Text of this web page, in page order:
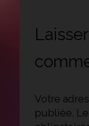
Votre
publiée.